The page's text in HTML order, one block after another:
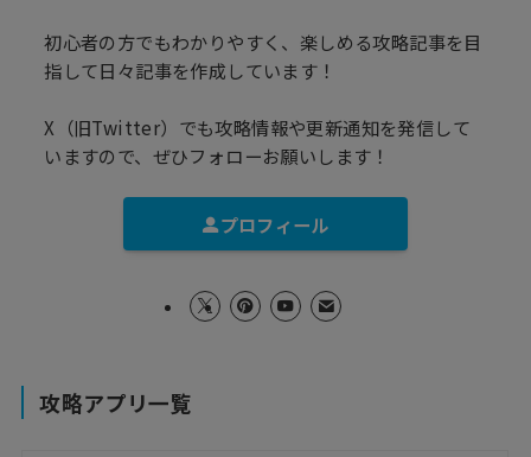
初心者の方でもわかりやすく、楽しめる攻略記事を目
指して日々記事を作成しています！
X（旧Twitter）でも攻略情報や更新通知を発信して
いますので、ぜひフォローお願いします！
プロフィール
攻略アプリ一覧